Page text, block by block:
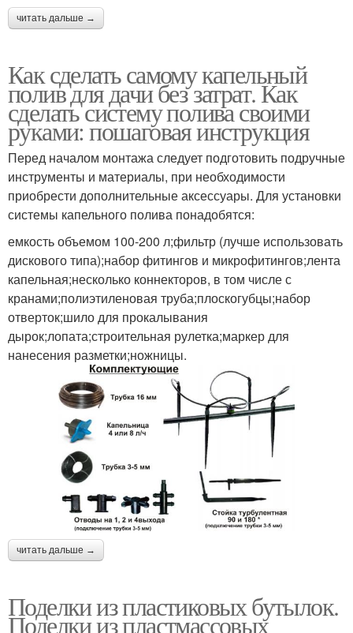
читать дальше →
Как сделать самому капельный
полив для дачи без затрат. Как
сделать систему полива своими
руками: пошаговая инструкция
Перед началом монтажа следует подготовить подручные
инструменты и материалы, при необходимости
приобрести дополнительные аксессуары. Для установки
системы капельного полива понадобятся:
емкость объемом 100-200 л;фильтр (лучше использовать
дискового типа);набор фитингов и микрофитингов;лента
капельная;несколько коннекторов, в том числе с
кранами;полиэтиленовая труба;плоскогубцы;набор
отверток;шило для прокалывания
дырок;лопата;строительная рулетка;маркер для
нанесения разметки;ножницы.
читать дальше →
Поделки из пластиковых бутылок.
Поделки из пластмассовых